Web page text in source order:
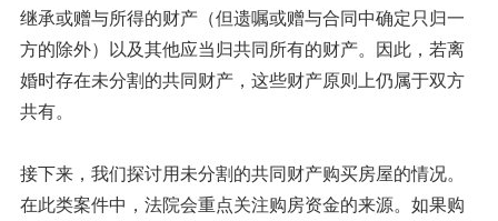
继承或赠与所得的财产（但遗嘱或赠与合同中确定只归一
方的除外）以及其他应当归共同所有的财产。因此，若离
婚时存在未分割的共同财产，这些财产原则上仍属于双方
共有。
接下来，我们探讨用未分割的共同财产购买房屋的情况。
在此类案件中，法院会重点关注购房资金的来源。如果购